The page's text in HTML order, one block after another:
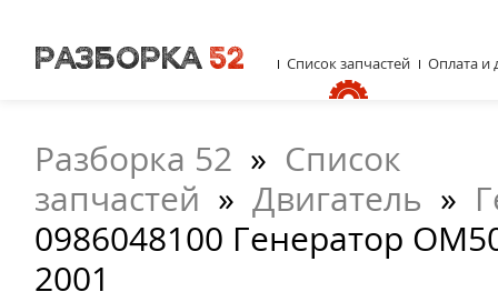
Разборка 52 » Список
запчастей » Двигатель »
0986048100 Генератор
2001
Список запчастей Оплата и